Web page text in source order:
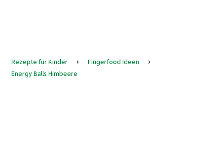
Rezepte für Kinder › Fingerfood Ideen
›
Energy Balls Himbeere